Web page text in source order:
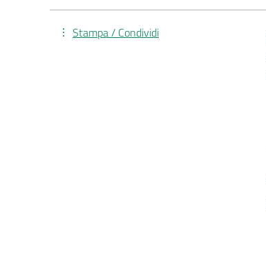
Stampa / Condividi